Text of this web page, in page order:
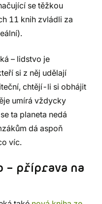
se těžkou
11 knih zvládli za
– lidstvo je
si z něj udělají
chtějí-li si obhájit
umírá vždycky
ta planeta nedá
dá aspoň
víc.
– příprava na